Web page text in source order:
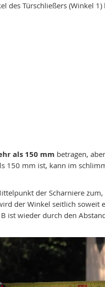
des Türschließers (Winkel 1)
als 150 mm betragen,
150 mm ist, kann im
der Scharniere zum,
der Winkel seitlich soweit
ist wieder durch den